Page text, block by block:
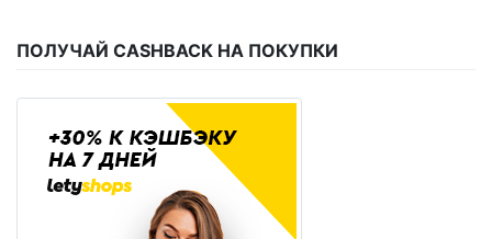
ПОЛУЧАЙ CASHBACK НА ПОКУПКИ